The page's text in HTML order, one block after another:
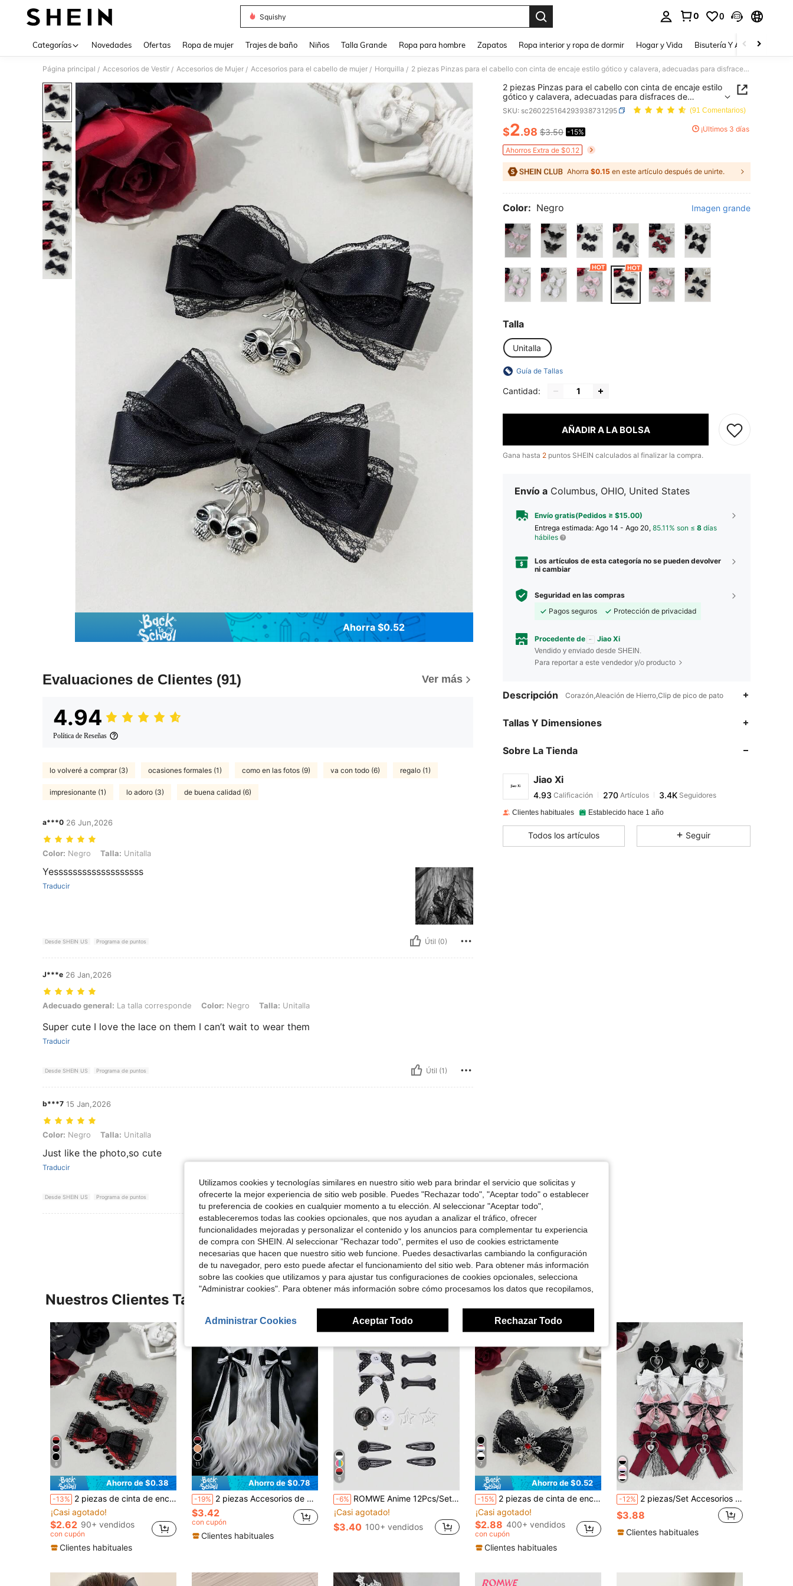
Squishy
0 0
Categorías Novedades Ofertas Ropa de mujer Trajes de baño Niños Talla Grande Ropa para hombre Zapatos Ropa interior y ropa de dormir Hogar y Vida Bisutería Y Accesorios
Página principal / Accesorios de Vestir / Accesorios de Mujer / Accesorios para el cabello de mujer / Horquilla / 2 piezas Pinzas para el cabello con cinta de encaje estilo gótico y calavera, adecuadas para disfraces de vacaciones y uso diario para entusiastas del gótico, pasador para el cabello
Ahorra $0.52
Evaluaciones de Clientes (91) Ver más
4.94
Política de Reseñas
lo volveré a comprar (3) ocasiones formales (1) como en las fotos (9) va con todo (6) regalo (1)
impresionante (1) lo adoro (3) de buena calidad (6)
a***0 26 Jun,2026
Color: Negro, Talla: Unitalla
Color: Negro Talla: Unitalla
Yesssssssssssssssssss
Traducir
Desde SHEIN US Programa de puntos Útil (0)
J***e 26 Jan,2026
Adecuado general: La talla corresponde, Color: Negro, Talla: Unitalla
Adecuado general: La talla corresponde Color: Negro Talla: Unitalla
Super cute I love the lace on them I can’t wait to wear them
Traducir
Desde SHEIN US Programa de puntos Útil (1)
b***7 15 Jan,2026
Color: Negro, Talla: Unitalla
Color: Negro Talla: Unitalla
Just like the photo,so cute
Traducir
Desde SHEIN US Programa de puntos Útil (1)
Ver Más Reseñas
2 piezas Pinzas para el cabello con cinta de encaje estilo
gótico y calavera, adecuadas para disfraces de
vacaciones y uso diario para entusiastas del gótico,
pasador para el cabello
SKU: sc260225164293938731295 (91 Comentarios)
PRICE AND AVAILABILITY
$2.98 $3.50 -15% ¡Últimos 3 días
Ahorros Extra de $0.12
Ahorra $0.15 en este artículo después de unirte.
Color: Negro Imagen grande
Talla
Unitalla
Guía de Tallas
Cantidad:
AÑADIR A LA BOLSA
Gana hasta 2 puntos SHEIN calculados al finalizar la compra.
Envío a Columbus, OHIO, United States
Envío gratis(Pedidos ≥ $15.00)
Entrega estimada: Ago 14 - Ago 20, 85.11% son ≤ 8 días
hábiles
Los artículos de esta categoría no se pueden devolver
ni cambiar
Seguridad en las compras
Pagos seguros
Protección de privacidad
Procedente de Jiao Xi
Vendido y enviado desde SHEIN.
Para reportar a este vendedor y/o producto
Descripción Corazón,Aleación de Hierro,Clip de pico de pato
Tallas Y Dimensiones
Sobre La Tienda
Jiao Xi
4.93
4.93
v***apagó Hace 1 día
Clientes habituales Establecido hace 1 año
Todos los artículos Seguir
Nuestros Clientes También Vieron
8
Ahorro de $0.38
-13% 2 piezas de cinta de encaje negro estilo gótico, cadena de perlas falsas con decoración de rosa, pasadores de pelo con lazo, adecuados para disfraces de vacaciones y uso diario para entusiastas del estilo gótico, verano, viajes
¡Casi agotado!
$2.62 90+ vendidos
con cupón
Clientes habituales
11
Ahorro de $0.78
-19% 2 piezas Accesorios de decoración de lazo gótico, pinzas de pelo de lazo de malla, pinzas de pelo de aleación tipo cocodrilo, para mujeres, pinzas de pelo
$3.42
con cupón
Clientes habituales
9
-6% ROMWE Anime 12Pcs/Set Pinzas para el Cabello Dulces & Frescas, Lazos y Botones con Lunares Negros, Pinzas para Flequillo con Botones Hueso & Blanco y Negro para Uso Diario, Fiesta & Halloween
¡Casi agotado!
$3.40 100+ vendidos
7
Ahorro de $0.52
-15% 2 piezas de cinta de encaje estilo gótico, pinzas para el cabello con cadena de cruz de color oscuro & accesorios, adecuados para atuendos de vacaciones y uso diario para entusiastas de la moda gótica, verano, viajes, accesorios para la cabeza
¡Casi agotado!
$2.88 400+ vendidos
con cupón
Clientes habituales
-12% 2 piezas/Set Accesorios para el cabello de mujer con encaje, cinta con letras, color oscuro, estilo gótico, corazón & cruz, pinzas para el cabello, adecuado para disfrazarse en días festivos y uso diario de entusiastas del estilo gótico
$3.88
Clientes habituales
Utilizamos cookies y tecnologías similares en nuestro sitio web para brindar el servicio que solicitas y
ofrecerte la mejor experiencia de sitio web posible. Puedes "Rechazar todo", "Aceptar todo" o establecer
tu preferencia de cookies en cualquier momento a tu elección. Al seleccionar "Aceptar todo",
estableceremos todas las cookies opcionales, que nos ayudan a analizar el tráfico, ofrecer
funcionalidades mejoradas y personalizar el contenido y los anuncios para complementar tu experiencia
de compra con SHEIN. Al seleccionar "Rechazar todo", permites el uso de cookies estrictamente
necesarias que hacen que nuestro sitio web funcione. Puedes desactivarlas cambiando la configuración
de tu navegador, pero esto puede afectar el funcionamiento del sitio web. Para obtener más información
sobre las cookies que utilizamos y para ajustar tus configuraciones de cookies opcionales, selecciona
"Administrar cookies". Para obtener más información sobre cómo procesamos los datos que recopilamos,
Administrar Cookies Aceptar Todo Rechazar Todo